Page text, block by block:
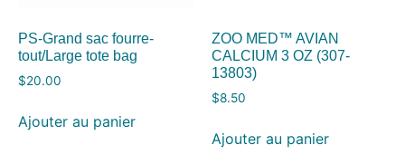
PS-Grand sac fourre-
tout/Large tote bag
$20.00
Ajouter au panier
ZOO MED™ AVIAN
CALCIUM 3 OZ (307-
13803)
$8.50
Ajouter au panier